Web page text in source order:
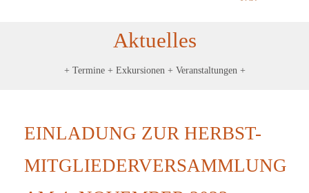
Aktuelles
+ Termine + Exkursionen + Veranstaltungen +
EINLADUNG ZUR HERBST-
MITGLIEDERVERSAMMLUNG